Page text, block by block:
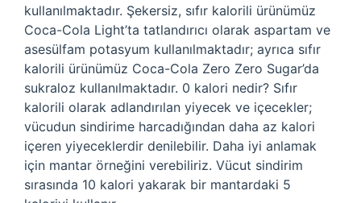
kullanılmaktadır. Şekersiz, sıfır kalorili ürünümüz
Coca-Cola Light’ta tatlandırıcı olarak aspartam ve
asesülfam potasyum kullanılmaktadır; ayrıca sıfır
kalorili ürünümüz Coca-Cola Zero Zero Sugar’da
sukraloz kullanılmaktadır. 0 kalori nedir? Sıfır
kalorili olarak adlandırılan yiyecek ve içecekler;
vücudun sindirime harcadığından daha az kalori
içeren yiyeceklerdir denilebilir. Daha iyi anlamak
için mantar örneğini verebiliriz. Vücut sindirim
sırasında 10 kalori yakarak bir mantardaki 5